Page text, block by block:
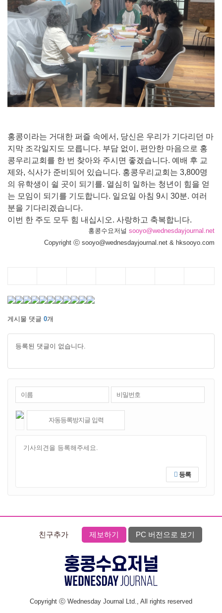
홍콩이라는 거대한 퍼즐 속에서, 당신은 우리가 기다리던 마
지막 조각일지도 모릅니다. 부담 없이, 편안한 마음으로 홍
콩우리교회를 한 번 찾아와 주시면 좋겠습니다. 예배 후 교
제와, 식사가 준비되어 있습니다. 홍콩우리교회는 3,800명
의 유학생이 쉴 곳이 되기를. 열심히 일하는 청년이 힘을 얻
는 모임이 되기를 기도합니다. 일요일 아침 9시 30분. 여러
분을 기다리겠습니다.
이번 한 주도 모두 힘 내십시오. 사랑하고 축복합니다.
홍콩수요저널 sooyo@wednesdayjournal.net
Copyright ⓒ sooyo@wednesdayjournal.net & hksooyo.com
게시물 댓글 0개
등록된 댓글이 없습니다.
등록
친구추가 제보하기 PC 버전으로 보기
Copyright ⓒ Wednesday Journal Ltd., All rights reserved